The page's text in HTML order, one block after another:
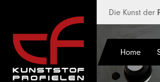
Die Kunst der
Home